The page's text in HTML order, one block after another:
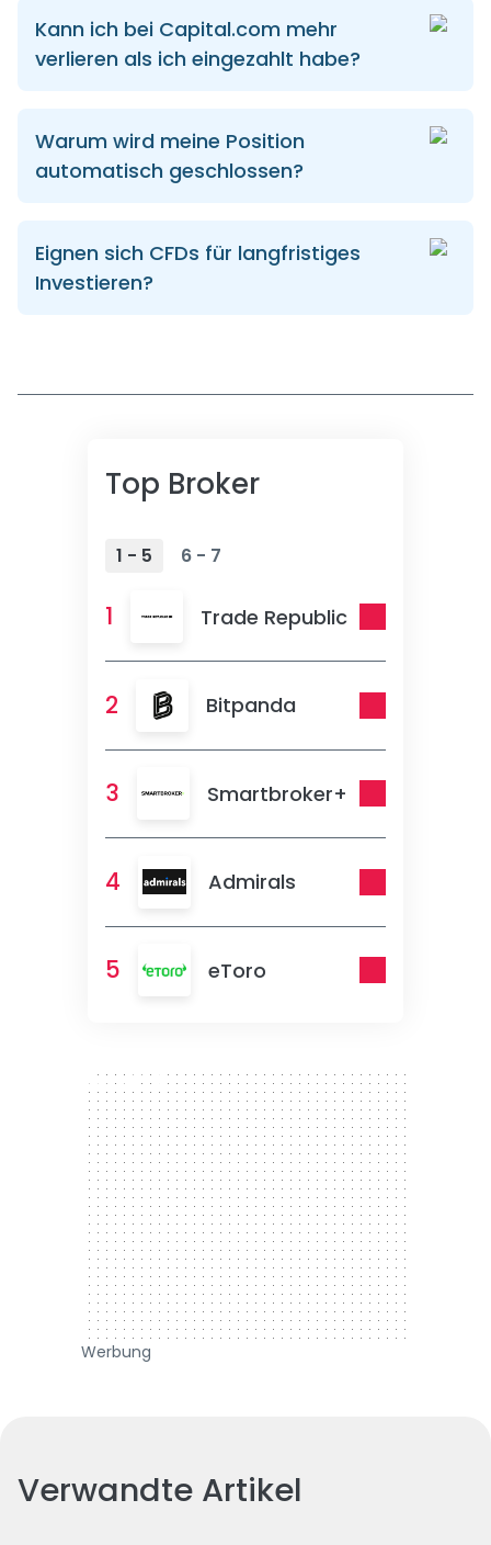
Kann ich bei Capital.com mehr
verlieren als ich eingezahlt habe?
Warum wird meine Position
automatisch geschlossen?
Eignen sich CFDs für langfristiges
Investieren?
Top Broker
1 - 5 6 - 7
1 Trade Republic
2 Bitpanda
3 Smartbroker+
4 Admirals
5 eToro
300 x 250
Werbung
Verwandte Artikel